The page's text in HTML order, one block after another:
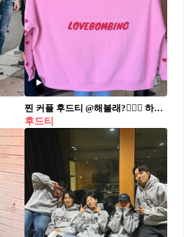
찐 커플 후드티 @해볼래?👩‍❤️‍👨 하루종일 입고 생활하기 도전😜 싸움유발주의☠️
후드티